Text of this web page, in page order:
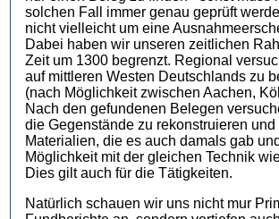
solchen Fall immer genau geprüft
nicht vielleicht um eine
Dabei haben wir unseren zeitlichen
Zeit um 1300 begrenzt. Regional
auf mittleren Westen Deutschlands zu
(nach Möglichkeit zwischen Aachen,
Nach den gefundenen Belegen
die Gegenstände zu rekonstruieren und
Materialien, die es auch damals gab
Möglichkeit mit der gleichen Technik
Dies gilt auch für die Tätigkeiten.
Natürlich schauen wir uns nicht mur